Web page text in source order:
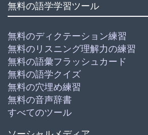
無料の語学学習ツール
無料のディクテーション練習
無料のリスニング理解力の練習
無料の語彙フラッシュカード
無料の語学クイズ
無料の穴埋め練習
無料の音声辞書
すべてのツール